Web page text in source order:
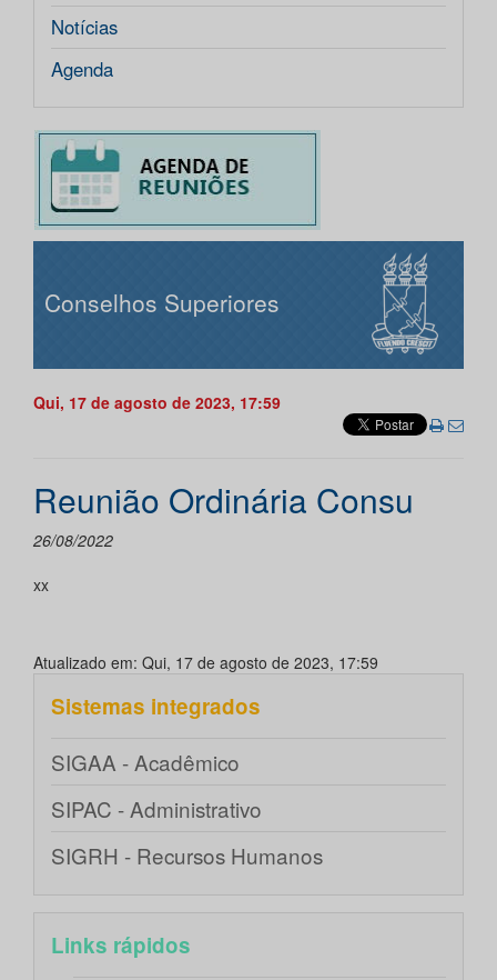
Notícias
Agenda
Conselhos Superiores
Qui, 17 de agosto de 2023, 17:59
Reunião Ordinária Consu
26/08/2022
xx
Atualizado em: Qui, 17 de agosto de 2023, 17:59
Sistemas integrados
SIGAA - Acadêmico
SIPAC - Administrativo
SIGRH - Recursos Humanos
Links rápidos